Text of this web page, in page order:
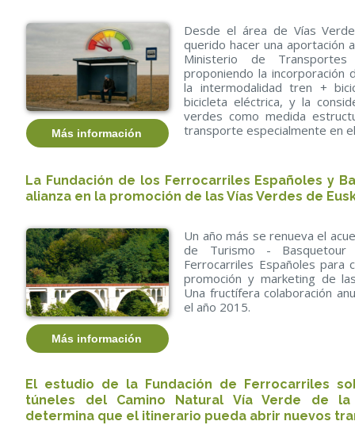
Más información
Desde el área de Vías
querido hacer una aportación
Ministerio de
proponiendo la incorporación
la intermodalidad tren +
bicicleta eléctrica, y la
verdes como medida
transporte especialmente en
La Fundación de los Ferrocarriles Españoles y
alianza en la promoción de las Vías Verdes de
Más información
Un año más se renueva el
de Turismo -
Ferrocarriles Españoles para
promoción y marketing de
Una fructífera colaboración
el año 2015.
El estudio de la Fundación de Ferrocarriles
túneles del Camino Natural Vía Verde de la
determina que el itinerario pueda abrir nuevos